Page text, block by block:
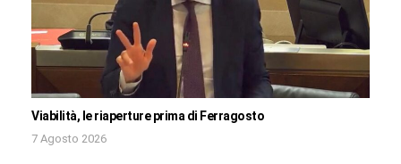
Viabilità, le riaperture prima di Ferragosto
7 Agosto 2026